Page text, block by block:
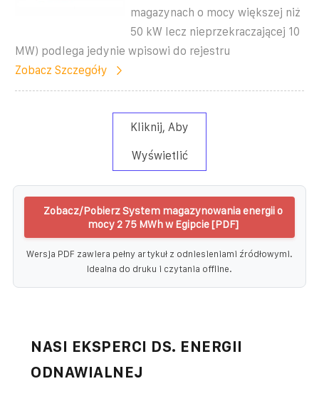
magazynach o mocy większej niż
50 kW lecz nieprzekraczającej 10
MW) podlega jedynie wpisowi do rejestru
Zobacz Szczegóły
Kliknij, Aby
Wyświetlić
Zobacz/Pobierz System magazynowania energii o
mocy 2 75 MWh w Egipcie [PDF]
Wersja PDF zawiera pełny artykuł z odniesieniami źródłowymi.
Idealna do druku i czytania offline.
NASI EKSPERCI DS. ENERGII
ODNAWIALNEJ